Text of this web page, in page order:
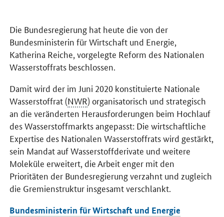
Die Bundesregierung hat heute die von der
Bundesministerin für Wirtschaft und Energie,
Katherina Reiche, vorgelegte Reform des Nationalen
Wasserstoffrats beschlossen.
Damit wird der im Juni 2020 konstituierte Nationale
Wasserstoffrat (NWR) organisatorisch und strategisch
an die veränderten Herausforderungen beim Hochlauf
des Wasserstoffmarkts angepasst: Die wirtschaftliche
Expertise des Nationalen Wasserstoffrats wird gestärkt,
sein Mandat auf Wasserstoffderivate und weitere
Moleküle erweitert, die Arbeit enger mit den
Prioritäten der Bundesregierung verzahnt und zugleich
die Gremienstruktur insgesamt verschlankt.
Bundesministerin für Wirtschaft und Energie